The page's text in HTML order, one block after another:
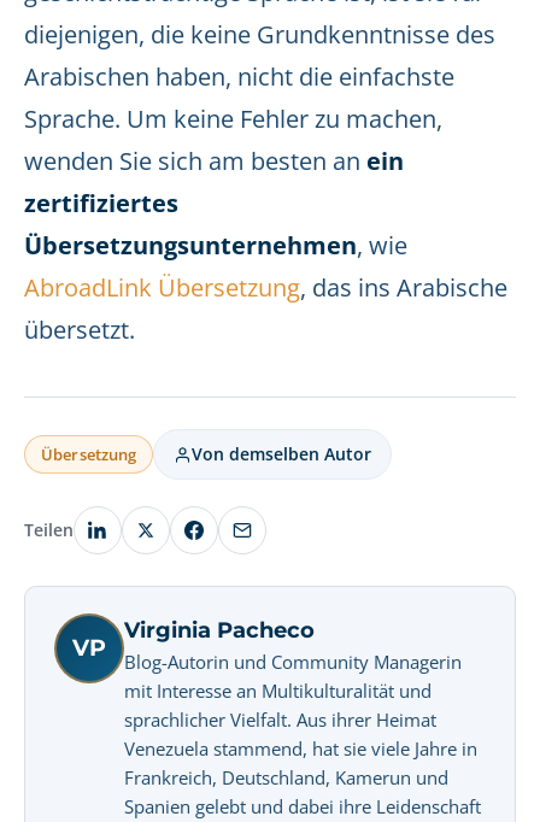
diejenigen, die keine Grundkenntnisse des
Arabischen haben, nicht die einfachste
Sprache. Um keine Fehler zu machen,
wenden Sie sich am besten an ein
zertifiziertes
Übersetzungsunternehmen, wie
AbroadLink Übersetzung, das ins Arabische
übersetzt.
Übersetzung Von demselben Autor
Teilen
VP
Virginia Pacheco
Blog-Autorin und Community Managerin
mit Interesse an Multikulturalität und
sprachlicher Vielfalt. Aus ihrer Heimat
Venezuela stammend, hat sie viele Jahre in
Frankreich, Deutschland, Kamerun und
Spanien gelebt und dabei ihre Leidenschaft